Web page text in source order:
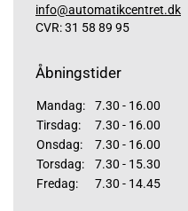
info@automatikcentret.dk
CVR: 31 58 89 95
Åbningstider
Mandag:
7.30 - 16.00
Tirsdag:
7.30 - 16.00
Onsdag:
7.30 - 16.00
Torsdag:
7.30 - 15.30
Fredag:
7.30 - 14.45